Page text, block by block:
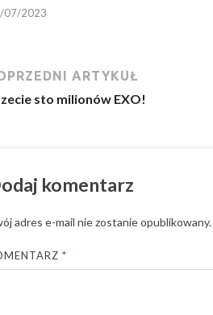
07/2023
ARTYKUŁ
sto milionów EXO!
komentarz
adres e-mail nie zostanie opublikowany.
*